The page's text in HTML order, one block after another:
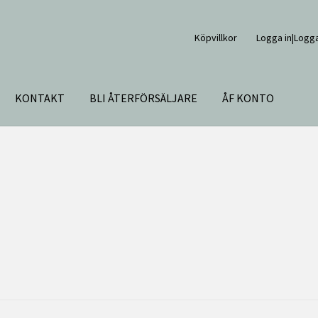
Köpvillkor Logga
KONTAKT BLI ÅTERFÖRSÄLJARE ÅF KONTO